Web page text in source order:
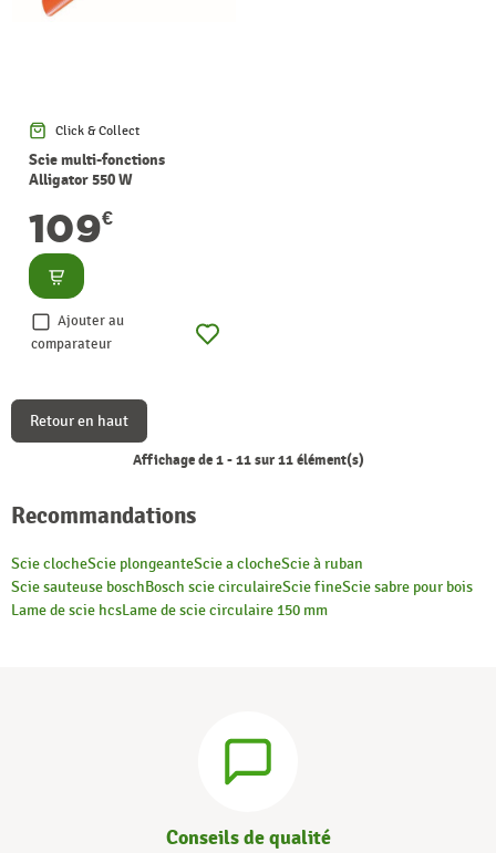
Click & Collect
Scie multi-fonctions
Alligator 550 W
109€
Consulter
Ajouter au
comparateur
Retour en haut
Affichage de 1 - 11 sur 11 élément(s)
Recommandations
Scie clocheScie plongeanteScie a clocheScie à ruban
Scie sauteuse boschBosch scie circulaireScie fineScie sabre pour bois
Lame de scie hcsLame de scie circulaire 150 mm
Conseils de qualité